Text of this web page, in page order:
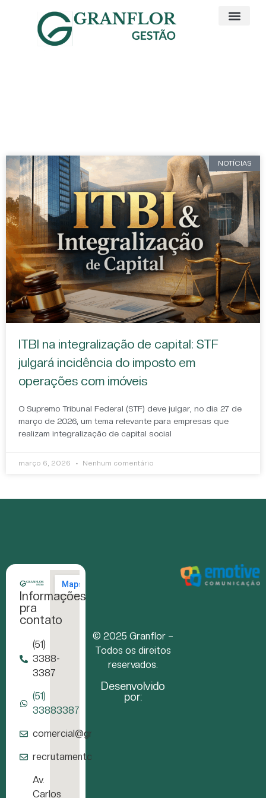
NOTÍCIAS
ITBI na integralização de capital: STF
julgará incidência do imposto em
operações com imóveis
O Supremo Tribunal Federal (STF) deve julgar, no dia 27 de
março de 2026, um tema relevante para empresas que
realizam integralização de capital social
março 6, 2026 Nenhum comentário
Informações
pra
contato
(51)
3388-
3387
(51)
33883387
comercial@granflor.com.br
recrutamento@granflor.com.br
Av.
Carlos
© 2025 Granflor –
Todos os direitos
reservados.
Desenvolvido
por: